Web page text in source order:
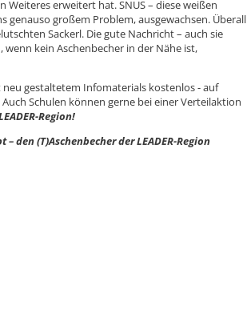
erweitert hat. SNUS – diese weißen
genauso großem Problem, ausgewachsen. Überall
Sackerl. Die gute Nachricht – auch sie
kein Aschenbecher in der Nähe ist,
gestaltetem Infomaterials kostenlos - auf
Schulen können gerne bei einer Verteilaktion
Region!
den (T)Aschenbecher der LEADER-Region